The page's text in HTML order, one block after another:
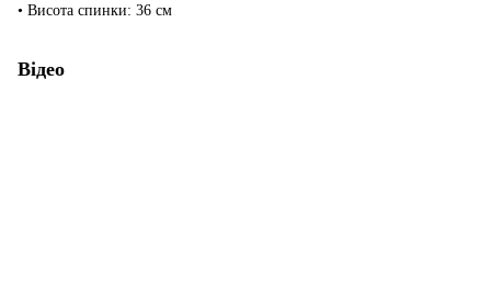
• Висота спинки: 36 см
Відео